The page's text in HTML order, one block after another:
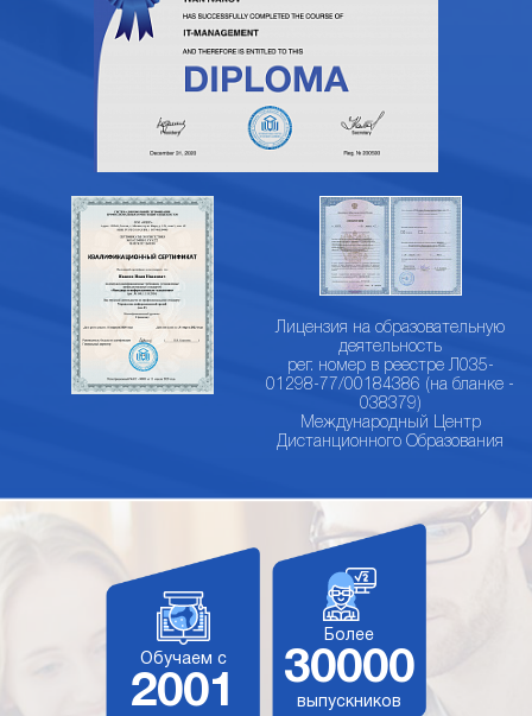
Лицензия на образовательную
деятельность
рег. номер в реестре Л035-
01298-77/00184386 (на бланке -
038379)
Международный Центр
Дистанционного Образования
Обучаем с
2001
Более
30000
выпускников